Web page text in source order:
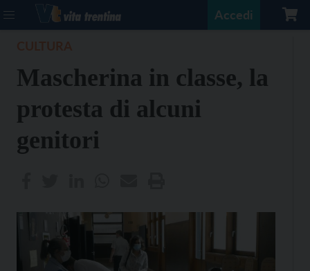
Accedi
Mascherina in classe, la
protesta di alcuni
genitori